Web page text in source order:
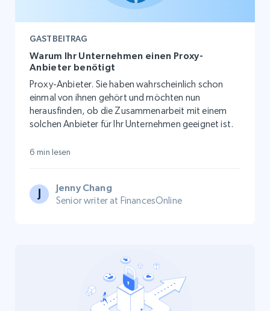
GASTBEITRAG
Warum Ihr Unternehmen einen Proxy-
Anbieter benötigt
Proxy-Anbieter. Sie haben wahrscheinlich schon
einmal von ihnen gehört und möchten nun
herausfinden, ob die Zusammenarbeit mit einem
solchen Anbieter für Ihr Unternehmen geeignet ist.
6 min lesen
Jenny Chang
Senior writer at FinancesOnline